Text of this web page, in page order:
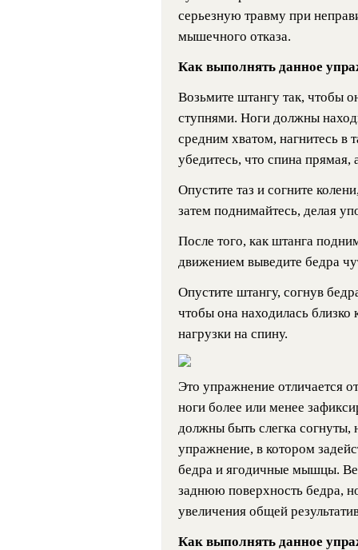
серьезную травму при
мышечного отказа.
Как выполнять данное
Возьмите штангу так, чтобы
ступнями. Ноги должны
средним хватом, нагнитесь в
убедитесь, что спина
Опустите таз и согните
затем поднимайтесь, делая
После того, как штанга
движением выведите бедра
Опустите штангу, согнув
чтобы она находилась
нагрузки на спину.
Это упражнение отличается
ноги более или менее
должны быть слегка согнуты,
упражнение, в котором
бедра и ягодичные мышцы.
заднюю поверхность бедра,
увеличения общей
Как выполнять данное